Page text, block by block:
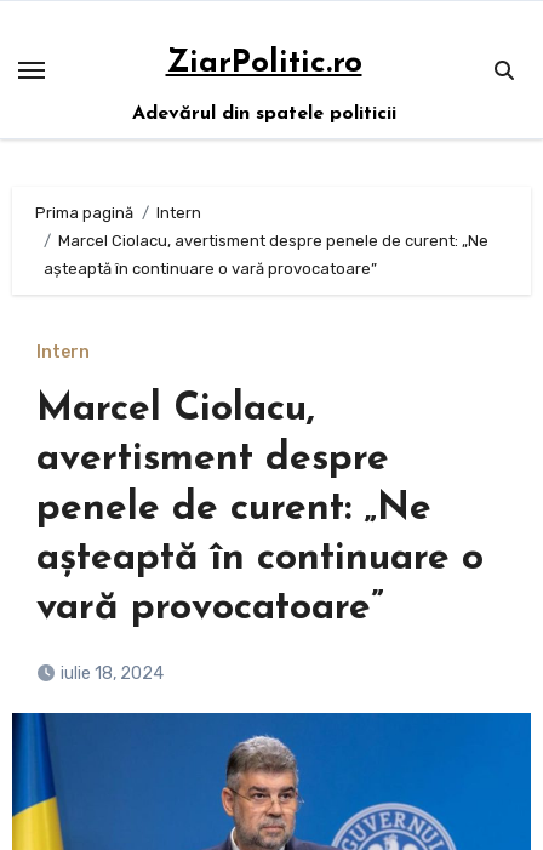
conținut
ZiarPolitic.ro
Adevărul din spatele politicii
Prima pagină
Intern
Marcel Ciolacu, avertisment despre penele de curent: „Ne
așteaptă în continuare o vară provocatoare”
Intern
Marcel Ciolacu,
avertisment despre
penele de curent: „Ne
așteaptă în continuare o
vară provocatoare”
iulie 18, 2024